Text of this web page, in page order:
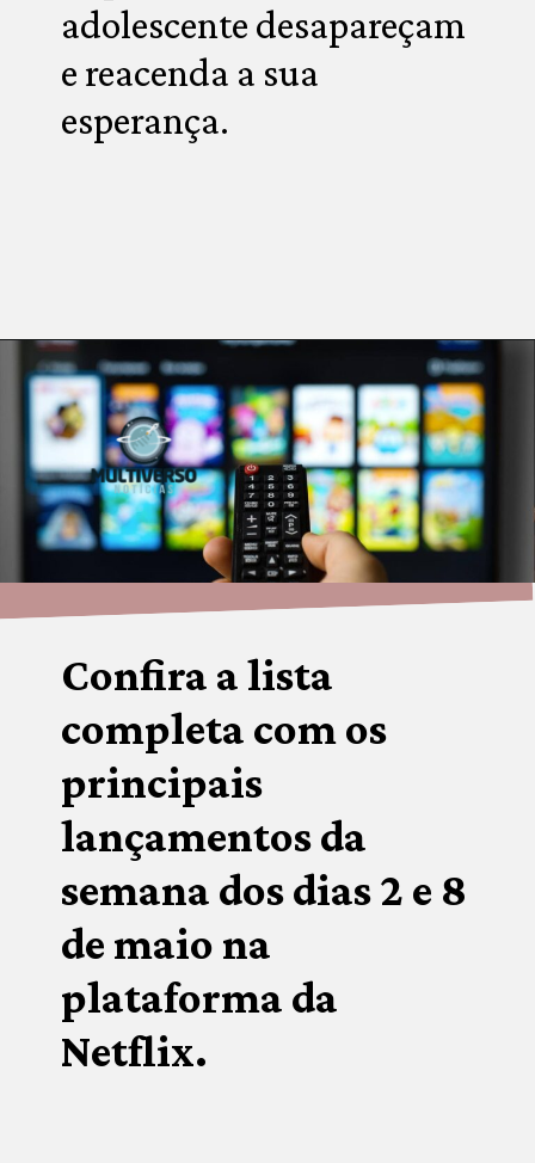
adolescente desapareçam
e reacenda a sua
esperança.
Opening
Confira a lista
completa com os
principais
lançamentos da
semana dos dias 2 e 8
de maio na
plataforma da
Netflix.